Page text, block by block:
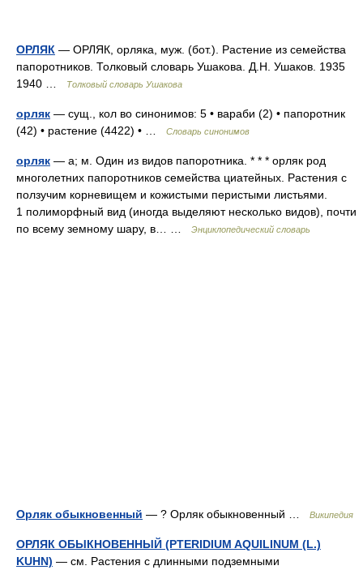
ОРЛЯК — ОРЛЯК, орляка, муж. (бот.). Растение из семейства
папоротников. Толковый словарь Ушакова. Д.Н. Ушаков. 1935
1940 …
Толковый словарь Ушакова
орляк — сущ., кол во синонимов: 5 • вараби (2) • папоротник
(42) • растение (4422) • …
Словарь синонимов
орляк — а; м. Один из видов папоротника. * * * орляк род
многолетних папоротников семейства циатейных. Растения с
ползучим корневищем и кожистыми перистыми листьями.
1 полиморфный вид (иногда выделяют несколько видов), почти
по всему земному шару, в… …
Энциклопедический словарь
Орляк обыкновенный — ? Орляк обыкновенный … Википедия
ОРЛЯК ОБЫКНОВЕННЫЙ (PTERIDIUM AQUILINUM (L.)
KUHN) — см. Растения с длинными подземными